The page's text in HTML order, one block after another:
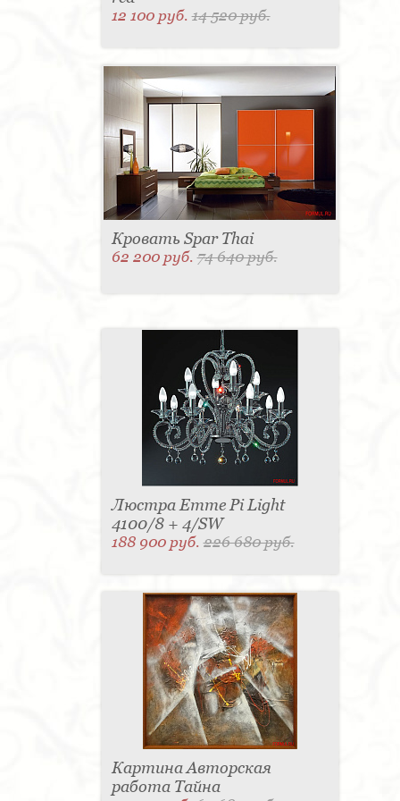
12 100 руб.14 520 руб.
Кровать Spar Thai
62 200 руб.74 640 руб.
Люстра Emme Pi Light
4100/8 + 4/SW
188 900 руб.226 680 руб.
Картина Авторская
работа Тайна